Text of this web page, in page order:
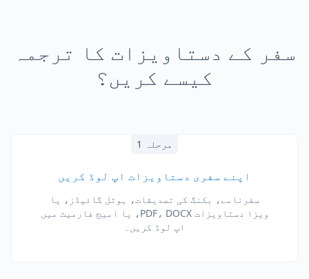
سفر کے دستاویزات کا ترجمہ
کیسے کریں؟
مرحلہ 1
اپنے سفری دستاویزات اپ لوڈ کریں
سفرنامے، بکنگ کی تصدیقات، ہوٹل گائیڈز، یا
ویزا دستاویزات PDF، DOCX، یا امیج فارمیٹ میں
اپ لوڈ کریں۔